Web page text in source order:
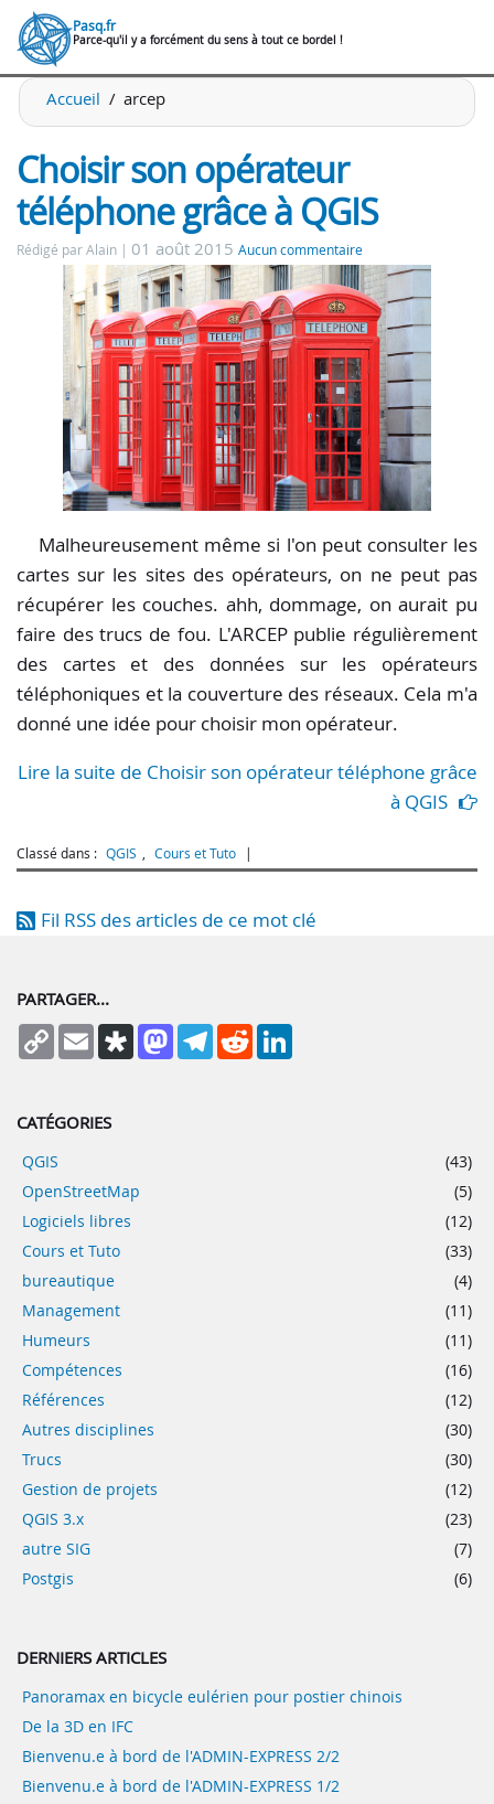
Pasq.fr
Parce-qu'il y a forcément du sens à tout ce bordel !
Accueil arcep
Choisir son opérateur
téléphone grâce à QGIS
Rédigé par Alain 01 août 2015 Aucun commentaire
Malheureusement même si l'on peut consulter les
cartes sur les sites des opérateurs, on ne peut pas
récupérer les couches. ahh, dommage, on aurait pu
faire des trucs de fou. L'ARCEP publie régulièrement
des cartes et des données sur les opérateurs
téléphoniques et la couverture des réseaux. Cela m'a
donné une idée pour choisir mon opérateur.
Lire la suite de Choisir son opérateur téléphone grâce
à QGIS
Classé dans : QGIS Cours et Tuto
Fil RSS des articles de ce mot clé
PARTAGER...
Copy
Link
Email DiasporaMastodonTelegram
Reddit
CATÉGORIES
QGIS
(43)
OpenStreetMap
(5)
Logiciels libres
(12)
Cours et Tuto
(33)
bureautique
(4)
Management
(11)
Humeurs
(11)
Compétences
(16)
Références
(12)
Autres disciplines
(30)
Trucs
(30)
Gestion de projets
(12)
QGIS 3.x
(23)
autre SIG
(7)
Postgis
(6)
DERNIERS ARTICLES
Panoramax en bicycle eulérien pour postier chinois
De la 3D en IFC
Bienvenu.e à bord de l'ADMIN-EXPRESS 2/2
Bienvenu.e à bord de l'ADMIN-EXPRESS 1/2